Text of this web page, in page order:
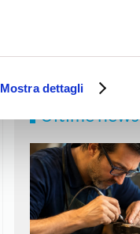
Mostra dettagli
Ultime news